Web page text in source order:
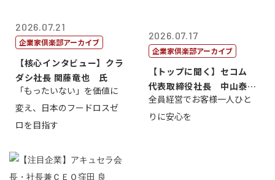
2026.07.21
企業家倶楽部アーカイブ
【核心インタビュー】クラ
ダシ社長 関藤竜也 氏
「もったいない」を価値に
変え、日本のフードロスゼ
ロを目指す
2026.07.17
企業家倶楽部アーカイブ
【トップに聞く】セコム
代表取締役社長 中山泰
男
全員経営でお客様一人ひと
りに安心を